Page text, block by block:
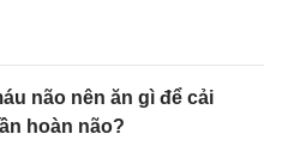
não nên ăn gì để cải
hoàn não?